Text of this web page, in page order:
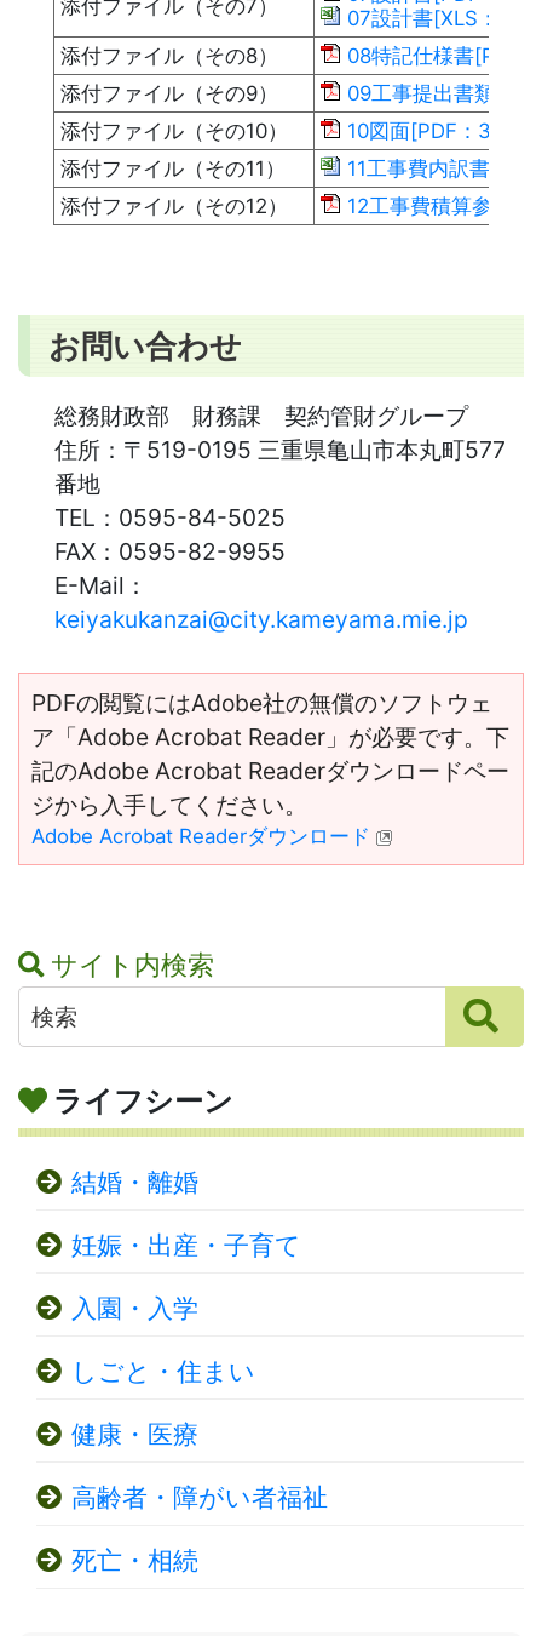
添付ファイル（その7）
07設計書[XLS：
添付ファイル（その8）
08特記仕様書[PDF
添付ファイル（その9）
09工事提出書類
添付ファイル（その10）
10図面[PDF：3MB]
添付ファイル（その11）
11工事費内訳書（
添付ファイル（その12）
12工事費積算参考資
お問い合わせ
総務財政部 財務課 契約管財グループ
住所： 〒519-0195 三重県亀山市本丸町577
番地
TEL： 0595-84-5025
FAX： 0595-82-9955
E-Mail：
keiyakukanzai@city.kameyama.mie.jp
PDFの閲覧にはAdobe社の無償のソフトウェ
ア「Adobe Acrobat Reader」が必要です。下
記のAdobe Acrobat Readerダウンロードペー
ジから入手してください。
Adobe Acrobat Readerダウンロード
サイト内検索
ライフシーン
結婚・離婚
妊娠・出産・子育て
入園・入学
しごと・住まい
健康・医療
高齢者・障がい者福祉
死亡・相続